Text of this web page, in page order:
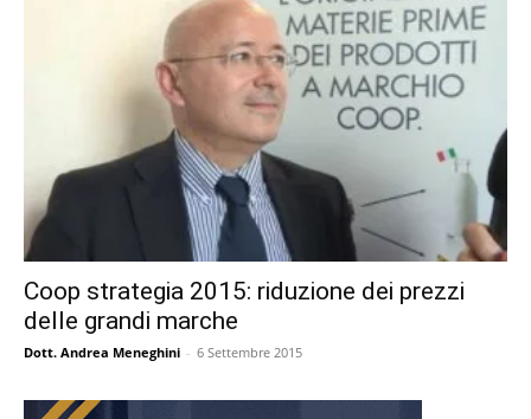
Coop strategia 2015: riduzione dei prezzi
delle grandi marche
Dott. Andrea Meneghini - 6 Settembre 2015